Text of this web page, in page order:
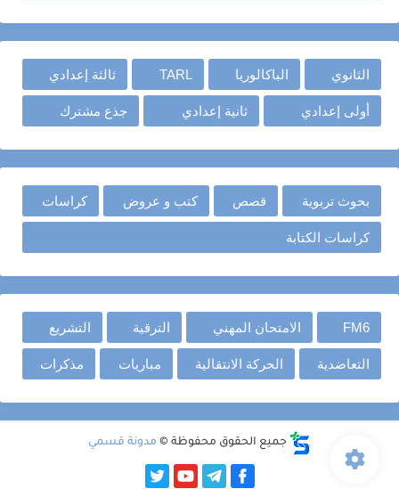
الثانوي الباكالوريا TARL ثالثة إعدادي
أولى إعدادي ثانية إعدادي جذع مشترك
بحوث تربوية قصص كتب و عروض كراسات
كراسات الكتابة
FM6 الامتحان المهني الترقية التشريع
التعاضدية الحركة الانتقالية مباريات مذكرات
جميع الحقوق محفوظة © مدونة قسمي